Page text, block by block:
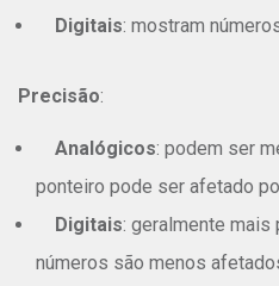
Digitais: mostram
Precisão:
Analógicos: podem ser
ponteiro pode ser afetado
Digitais: geralmente
números são menos